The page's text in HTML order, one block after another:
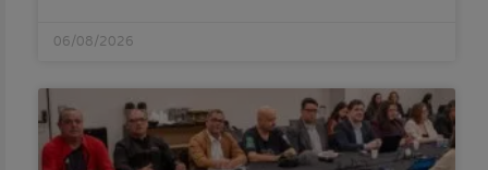
06/08/2026